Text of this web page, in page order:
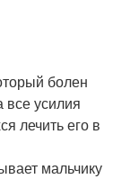
болен
все усилия
лечить его в
мальчику